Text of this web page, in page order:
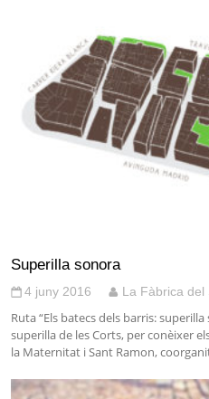
Superilla sonora
4 juny 2016 La Fàbrica del
Ruta “Els batecs dels barris:
superilla de les Corts, per conèixer
la Maternitat i Sant Ramon,